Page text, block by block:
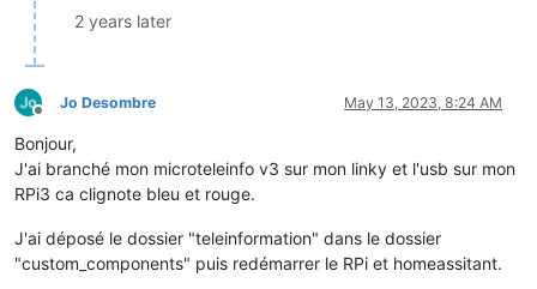
2 years later
Offline
Jo Desombre May 13, 2023, 8:24 AM
Bonjour,
J'ai branché mon microteleinfo v3 sur mon linky et l'usb sur mon
RPi3 ca clignote bleu et rouge.
J'ai déposé le dossier "teleinformation" dans le dossier
"custom_components" puis redémarrer le RPi et homeassitant.